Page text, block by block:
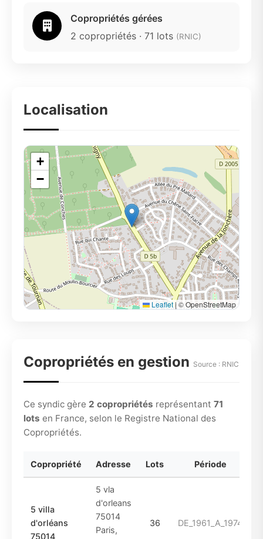
Copropriétés gérées
2 copropriétés · 71 lots (RNIC)
Localisation
+
−
Leaflet|© OpenStreetMap
Copropriétés en gestion Source : RNIC
Ce syndic gère 2 copropriétés représentant 71
lots en France, selon le Registre National des
Copropriétés.
Copropriété Adresse Lots Période
5 villa
d'orléans
75014
5 vla
d'orleans
75014
Paris,
36 DE_1961_A_1974